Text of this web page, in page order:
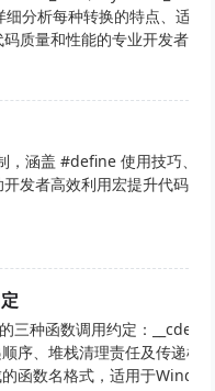
分析每种转换的特点、适用
质量和性能的专业开发者。
，涵盖 #define 使用技巧、
发者高效利用宏提升代码可
三种函数调用约定：
序、堆栈清理责任及传递机
函数名格式，适用于